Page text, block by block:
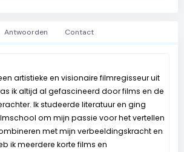
Antwoorden Contact
artistieke en visionaire filmregisseur uit
ik altijd al gefascineerd door films en de
Ik studeerde literatuur en ging
om mijn passie voor het vertellen
met mijn verbeeldingskracht en
ik meerdere korte films en